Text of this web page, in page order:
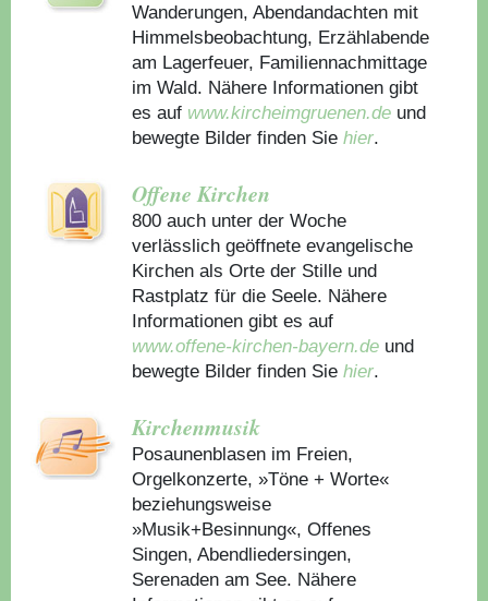
Wanderungen, Abendandachten mit
Himmelsbeobachtung, Erzählabende
am Lagerfeuer, Familiennachmittage
im Wald. Nähere Informationen gibt
es auf www.kircheimgruenen.de und
bewegte Bilder finden Sie hier.
Offene Kirchen
800 auch unter der Woche
verlässlich geöffnete evangelische
Kirchen als Orte der Stille und
Rastplatz für die Seele. Nähere
Informationen gibt es auf
www.offene-kirchen-bayern.de und
bewegte Bilder finden Sie hier.
Kirchenmusik
Posaunenblasen im Freien,
Orgelkonzerte, »Töne + Worte«
beziehungsweise
»Musik+Besinnung«, Offenes
Singen, Abendliedersingen,
Serenaden am See. Nähere